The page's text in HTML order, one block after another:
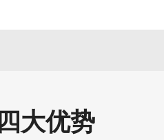
大优势